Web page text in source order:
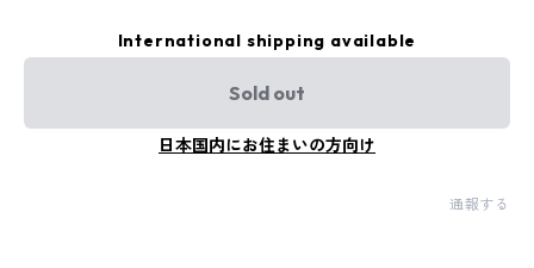
International shipping available
Sold out
日本国内にお住まいの方向け
通報する